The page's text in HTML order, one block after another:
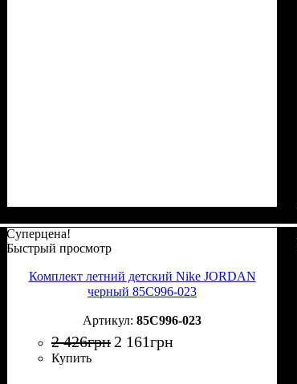
Суперцена!
Быстрый просмотр
Комплект летний детский Nike JORDAN
черный 85C996-023
85C996-023
2 426грн2 161грн
Купить